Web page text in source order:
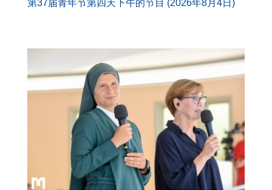
第37届青年节第四天下午的节目 (2026年8月4日)